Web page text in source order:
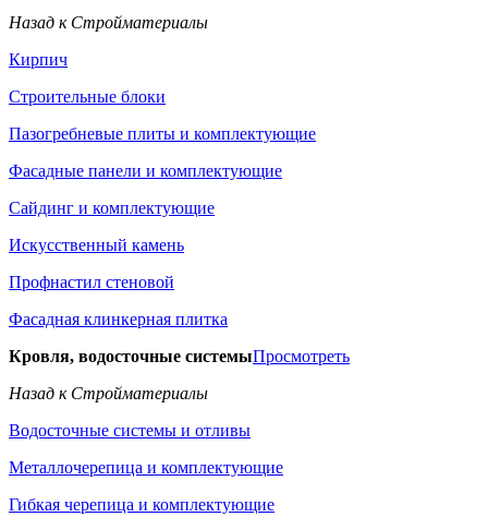
Назад к Стройматериалы
Кирпич
Строительные блоки
Пазогребневые плиты и комплектующие
Фасадные панели и комплектующие
Сайдинг и комплектующие
Искусственный камень
Профнастил стеновой
Фасадная клинкерная плитка
Кровля, водосточные системыПросмотреть
Назад к Стройматериалы
Водосточные системы и отливы
Металлочерепица и комплектующие
Гибкая черепица и комплектующие